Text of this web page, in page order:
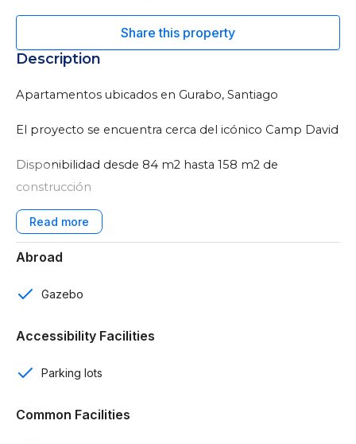
Description
Apartamentos ubicados en Gurabo, Santiago
El proyecto se encuentra cerca del icónico Camp David
Disponibilidad desde 84 m2 hasta 158 m2 de
construcción
Caracteristicas:
2 y 3 rooms
2 baños
Baño de visitas
Abroad
Gazebo
Accessibility Facilities
Parking lots
Common Facilities